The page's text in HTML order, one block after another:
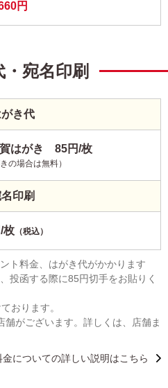
円
宛名印刷
き代
はがき 85円/枚
の場合は無料）
印刷
枚 （税込）
ト料金、はがき代がかかります
投函する際に85円切手をお貼りく
おります。
がございます。詳しくは、店舗ま
金についての詳しい説明はこちら